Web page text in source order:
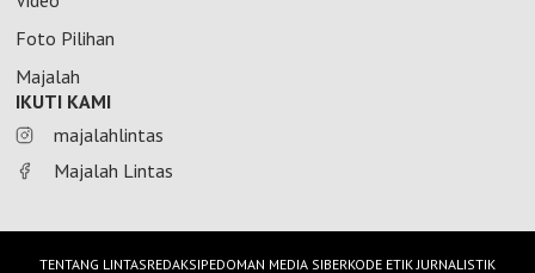
Foto Pilihan
Majalah
IKUTI KAMI
majalahlintas
Majalah Lintas
TENTANG LINTASREDAKSIPEDOMAN MEDIA SIBERKODE ETIK JURNALISTIK